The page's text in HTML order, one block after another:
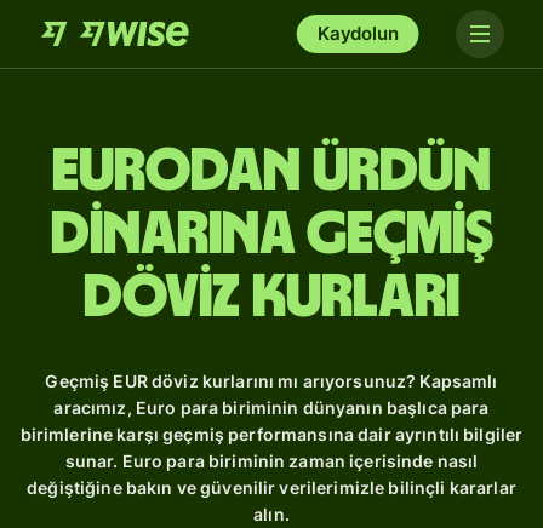
Kaydolun
Eurodan Ürdün
dinarına Geçmiş
Döviz Kurları
Geçmiş EUR döviz kurlarını mı arıyorsunuz? Kapsamlı
aracımız, Euro para biriminin dünyanın başlıca para
birimlerine karşı geçmiş performansına dair ayrıntılı bilgiler
sunar. Euro para biriminin zaman içerisinde nasıl
değiştiğine bakın ve güvenilir verilerimizle bilinçli kararlar
alın.